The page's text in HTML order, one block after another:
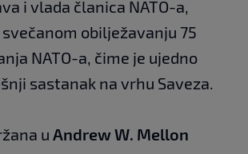
i vlada članica NATO-a,
obilježavanju 75
NATO-a, čime je ujedno
sastanak na vrhu Saveza.
u Andrew W. Mellon